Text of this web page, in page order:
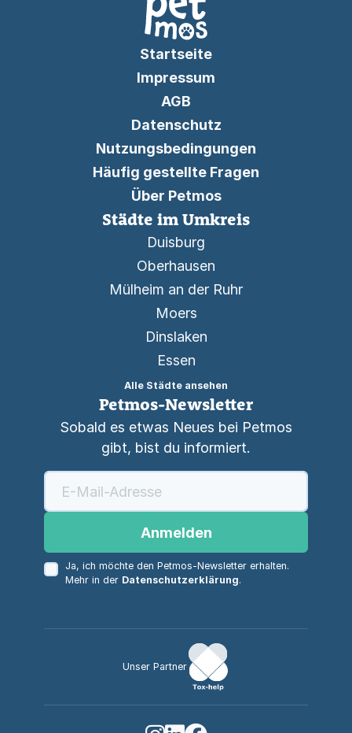
Startseite
Impressum
AGB
Datenschutz
Nutzungsbedingungen
Häufig gestellte Fragen
Über Petmos
Städte im Umkreis
Duisburg
Oberhausen
Mülheim an der Ruhr
Moers
Dinslaken
Essen
Alle Städte ansehen
Petmos-Newsletter
Sobald es etwas Neues bei Petmos
gibt, bist du informiert.
Anmelden
Ja, ich möchte den Petmos-Newsletter erhalten.
Mehr in der Datenschutzerklärung.
Unser Partner